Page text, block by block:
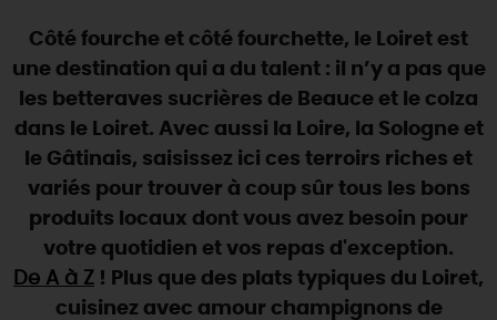
RÉSERVER
VILLES & VILLAGES
TOUTES LES VISITES
TOUS ÀL'EAU !
NATURE & AVENTURE
...ETAUSSI
TOUTES LES ACTIVITÉS
Où manger
Maîtresrestaurateurs
Nosmarchés
Artistes et Artisans d'Art
Nos spécialités du terroir et producteurs
Visitesgourmandesetcréatives
Vins etvignobles
Chic,une aire de pique-nique
Par ici les guinguettes
Que rapporter du Loiret ?
A NE PAS RATER
Téléchargez le Guide de l'été 2026 🤽🌞
Avis de fraicheur ici pour éviter la chaleur 🥵
Des vacances auprès des animaux 🐎
(re)Découvrir les coulisses de la Faïencerie de
Gien !
Expérimenter les parcours Baludik 🕵️
TOURISME &HANDICAP
SE REPÉRER, SE DÉPLACER
INFOS & SERVICES
RÉSERVER MAINTENANT
Côté fourche et côté fourchette, le Loiret est
une destination qui a du talent : il n’y a pas que
les betteraves sucrières de Beauce et le colza
dans le Loiret. Avec aussi la Loire, la Sologne et
le Gâtinais, saisissez ici ces terroirs riches et
variés pour trouver à coup sûr tous les bons
produits locaux dont vous avez besoin pour
votre quotidien et vos repas d'exception.
De A à Z ! Plus que des plats typiques du Loiret,
cuisinez avec amour champignons de